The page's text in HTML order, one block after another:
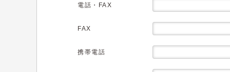
電話・FAX
FAX
携帯電話